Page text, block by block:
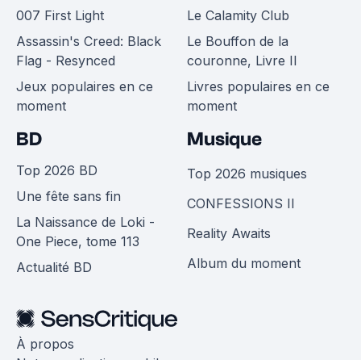
007 First Light
Assassin's Creed: Black
Flag - Resynced
Jeux populaires en ce
moment
Le Calamity Club
Le Bouffon de la
couronne, Livre II
Livres populaires en ce
moment
BD
Top 2026 BD
Une fête sans fin
La Naissance de Loki -
One Piece, tome 113
Actualité BD
Musique
Top 2026 musiques
CONFESSIONS II
Reality Awaits
Album du moment
À propos